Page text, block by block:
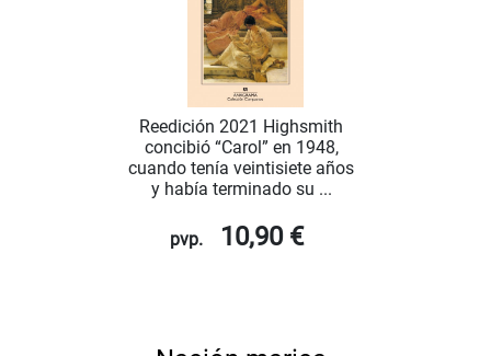
Reedición 2021 Highsmith
concibió “Carol” en 1948,
cuando tenía veintisiete años
y había terminado su ...
pvp. 10,90 €